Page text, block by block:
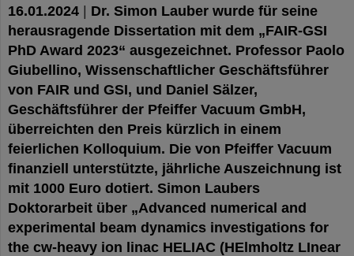
16.01.2024
Dr. Simon Lauber wurde für seine
herausragende Dissertation mit dem „FAIR-GSI
PhD Award 2023“ ausgezeichnet. Professor Paolo
Giubellino, Wissenschaftlicher Geschäftsführer
von FAIR und GSI, und Daniel Sälzer,
Geschäftsführer der Pfeiffer Vacuum GmbH,
überreichten den Preis kürzlich in einem
feierlichen Kolloquium. Die von Pfeiffer Vacuum
finanziell unterstützte, jährliche Auszeichnung ist
mit 1000 Euro dotiert. Simon Laubers
Doktorarbeit über „Advanced numerical and
experimental beam dynamics investigations for
the cw-heavy ion linac HELIAC (HElmholtz LInear